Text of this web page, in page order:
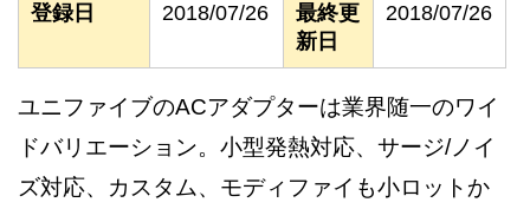
登録日 2018/07/26
最終更
新日
2018/07/26
ユニファイブのACアダプターは業界随一のワイ
ドバリエーション。小型発熱対応、サージ/ノイ
ズ対応、カスタム、モディファイも小ロットか